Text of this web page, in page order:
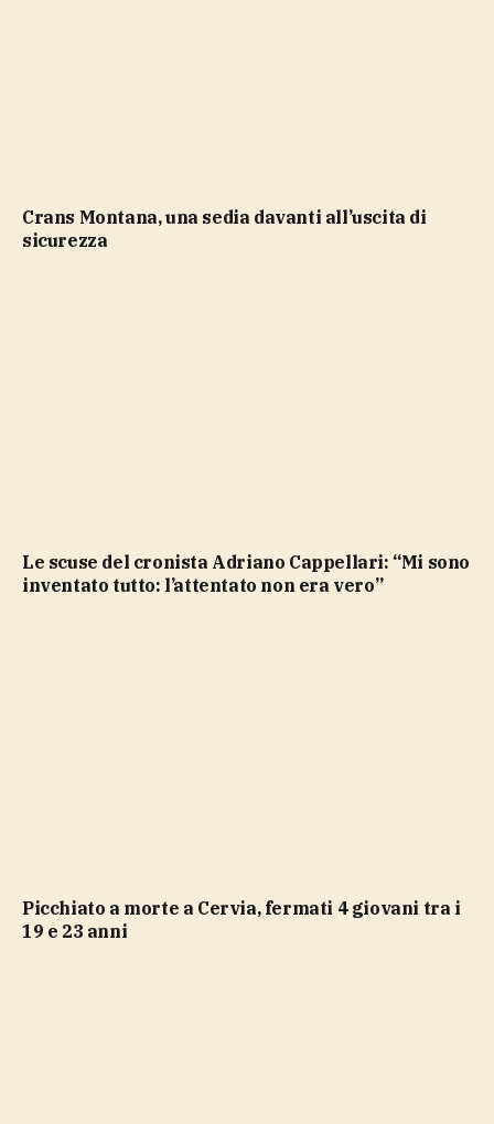
Crans Montana, una sedia davanti all’uscita di
sicurezza
Le scuse del cronista Adriano Cappellari: “Mi sono
inventato tutto: l’attentato non era vero”
Picchiato a morte a Cervia, fermati 4 giovani tra i
19 e 23 anni